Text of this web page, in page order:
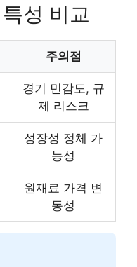
성 비교
주의점
경기 민감도, 규
제 리스크
성장성 정체 가
능성
원재료 가격 변
동성